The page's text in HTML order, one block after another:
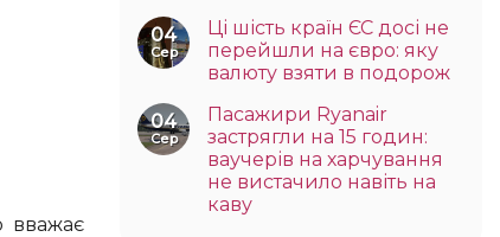
04
Сер
Ці шість країн ЄС досі не
перейшли на євро: яку
валюту взяти в подорож
04
Сер
Пасажири Ryanair
застрягли на 15 годин:
ваучерів на харчування
не вистачило навіть на
каву